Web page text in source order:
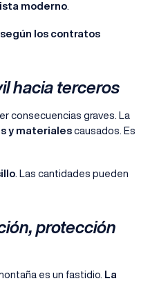
moderno.
los contratos
hacia terceros
consecuencias graves. La
y materiales causados. Es
. Las cantidades pueden
protección
es un fastidio. La